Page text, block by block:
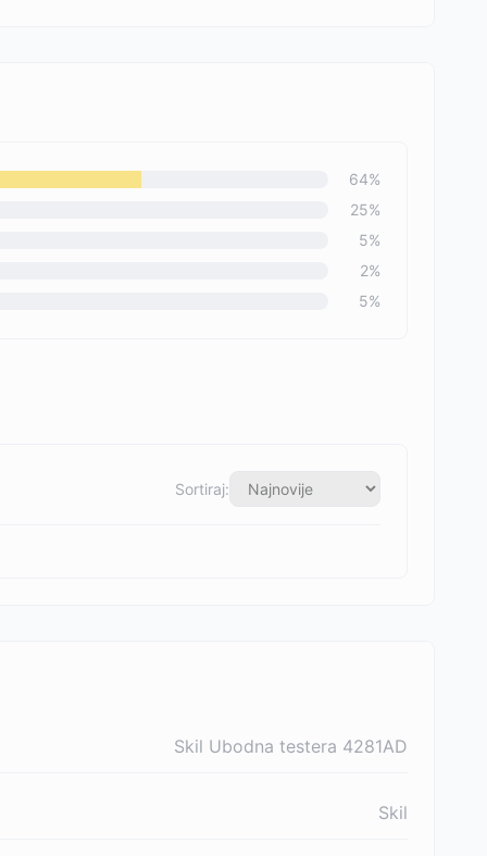
64%
25%
5%
2%
5%
Sortiraj:
Skil Ubodna testera 4281AD
Skil